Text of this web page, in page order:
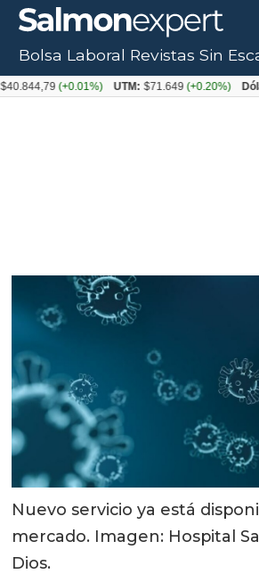
Nuevo servicio ya está
mercado. Imagen: Hospital
Dios.
Bolsa Laboral Revistas Sin
(+0.01%) UTM: $71.649(+0.20%) Dólar: